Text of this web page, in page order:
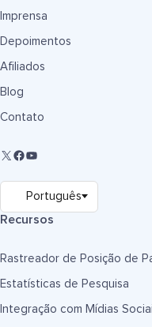
Imprensa
Depoimentos
Afiliados
Blog
Contato
Recursos
Rastreador de Posição de
Estatísticas de Pesquisa
Integração com Mídias